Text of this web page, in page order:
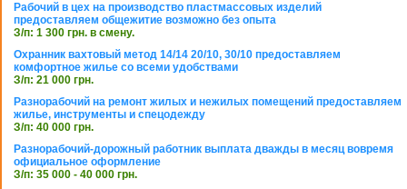
Рабочий в цех на производство пластмассовых изделий
предоставляем общежитие возможно без опыта
З/п: 1 300 грн. в смену.
Охранник вахтовый метод 14/14 20/10, 30/10 предоставляем
комфортное жилье со всеми удобствами
З/п: 21 000 грн.
Разнорабочий на ремонт жилых и нежилых помещений предоставляем
жилье, инструменты и спецодежду
З/п: 40 000 грн.
Разнорабочий-дорожный работник выплата дважды в месяц вовремя
официальное оформление
З/п: 35 000 - 40 000 грн.